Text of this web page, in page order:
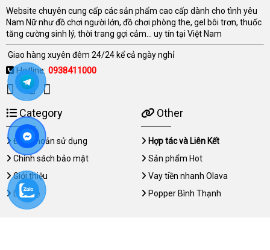
Website chuyên cung cấp các sản phẩm cao cấp dành cho tình yêu
Nam Nữ như đồ chơi người lớn, đồ chơi phòng the, gel bôi trơn, thuốc
tăng cường sinh lý, thời trang gợi cảm... uy tín tại Việt Nam
Giao hàng xuyên đêm 24/24 kể cả ngày nghỉ
Hotline: 0938411000
Category
Điều khoản sử dụng
Chính sách bảo mật
Giới thiệu
Liên hệ
Other
Hợp tác và Liên Kết
Sản phẩm Hot
Vay tiền nhanh Olava
Popper Bình Thạnh